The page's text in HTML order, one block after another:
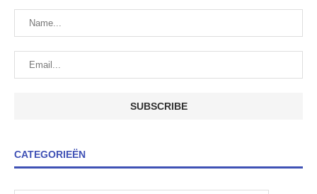
CATEGORIEËN